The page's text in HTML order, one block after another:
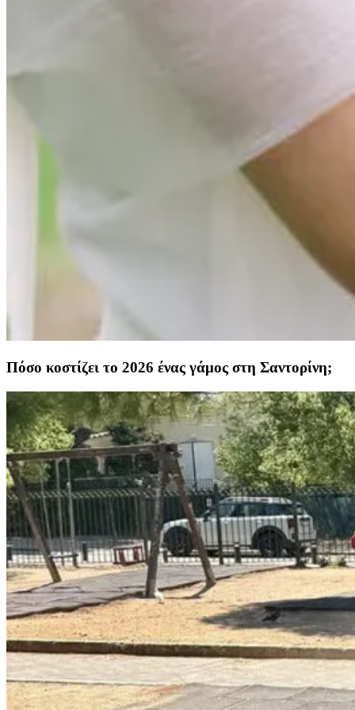
Πόσο κοστίζει το 2026 ένας γάμος στη Σαντορίνη;